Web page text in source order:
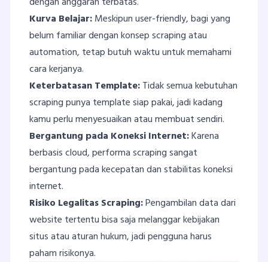
Kurva Belajar:Meskipun user-friendly, bagi yang
belum familiar dengan konsep scraping atau
automation, tetap butuh waktu untuk memahami
cara kerjanya.
Keterbatasan Template:Tidak semua kebutuhan
scraping punya template siap pakai, jadi kadang
kamu perlu menyesuaikan atau membuat sendiri.
Bergantung pada Koneksi Internet:Karena
berbasis cloud, performa scraping sangat
bergantung pada kecepatan dan stabilitas koneksi
internet.
Risiko Legalitas Scraping:Pengambilan data dari
website tertentu bisa saja melanggar kebijakan
situs atau aturan hukum, jadi pengguna harus
paham risikonya.